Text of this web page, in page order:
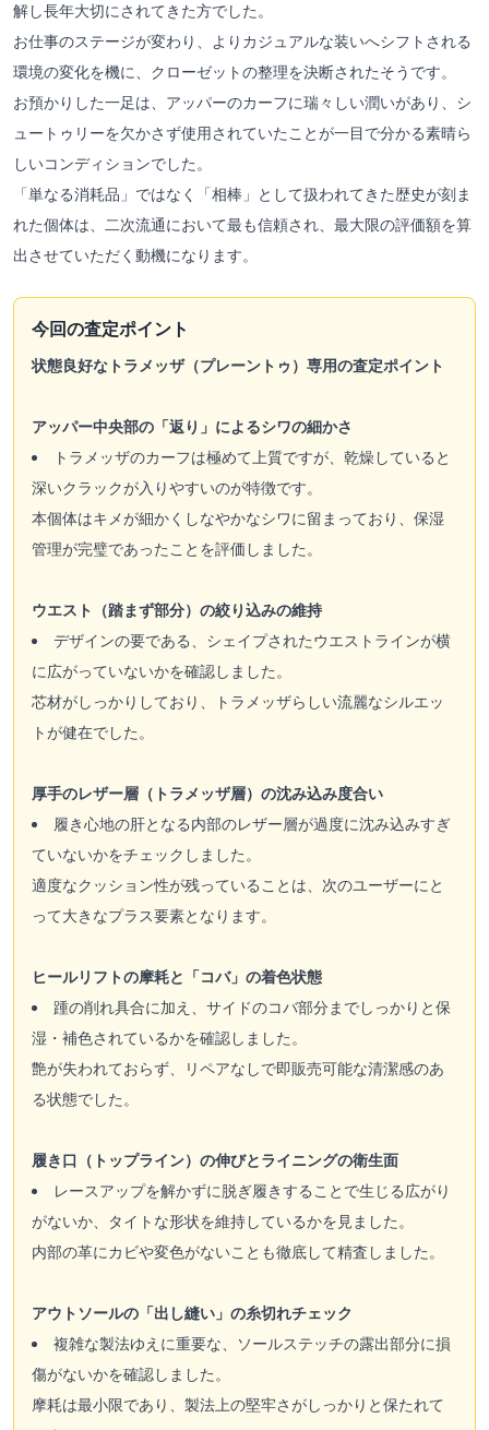
解し長年大切にされてきた方でした。
お仕事のステージが変わり、よりカジュアルな装いへシフトされる
環境の変化を機に、クローゼットの整理を決断されたそうです。
お預かりした一足は、アッパーのカーフに瑞々しい潤いがあり、シ
ュートゥリーを欠かさず使用されていたことが一目で分かる素晴ら
しいコンディションでした。
「単なる消耗品」ではなく「相棒」として扱われてきた歴史が刻ま
れた個体は、二次流通において最も信頼され、最大限の評価額を算
出させていただく動機になります。
今回の査定ポイント
状態良好なトラメッザ（プレーントゥ）専用の査定ポイント
アッパー中央部の「返り」によるシワの細かさ
トラメッザのカーフは極めて上質ですが、乾燥していると
深いクラックが入りやすいのが特徴です。
本個体はキメが細かくしなやかなシワに留まっており、保湿
管理が完璧であったことを評価しました。
ウエスト（踏まず部分）の絞り込みの維持
デザインの要である、シェイプされたウエストラインが横
に広がっていないかを確認しました。
芯材がしっかりしており、トラメッザらしい流麗なシルエッ
トが健在でした。
厚手のレザー層（トラメッザ層）の沈み込み度合い
履き心地の肝となる内部のレザー層が過度に沈み込みすぎ
ていないかをチェックしました。
適度なクッション性が残っていることは、次のユーザーにと
って大きなプラス要素となります。
ヒールリフトの摩耗と「コバ」の着色状態
踵の削れ具合に加え、サイドのコバ部分までしっかりと保
湿・補色されているかを確認しました。
艶が失われておらず、リペアなしで即販売可能な清潔感のあ
る状態でした。
履き口（トップライン）の伸びとライニングの衛生面
レースアップを解かずに脱ぎ履きすることで生じる広がり
がないか、タイトな形状を維持しているかを見ました。
内部の革にカビや変色がないことも徹底して精査しました。
アウトソールの「出し縫い」の糸切れチェック
複雑な製法ゆえに重要な、ソールステッチの露出部分に損
傷がないかを確認しました。
摩耗は最小限であり、製法上の堅牢さがしっかりと保たれて